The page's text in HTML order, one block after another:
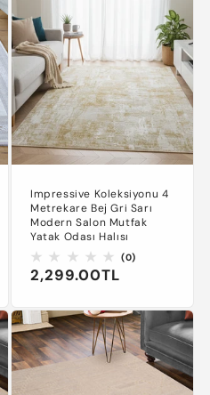
Impressive Koleksiyonu 4
Metrekare Bej Gri Sarı
Modern Salon Mutfak
Yatak Odası Halısı
(0)
Normal
2,299.00TL